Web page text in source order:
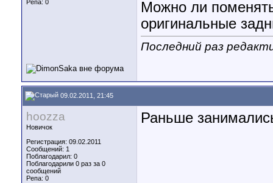
Репа: 0
Можно ли
оригинальные
Последний раз
09.02.2011, 21:45
hoozza
Новичок
Регистрация: 09.02.2011
Сообщений: 1
Поблагодарил: 0
Поблагодарили 0 раз за 0
сообщений
Репа: 0
Раньше